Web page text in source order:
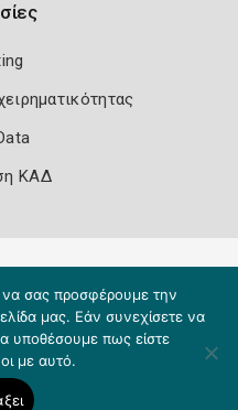
ΚΑΔ
να σας προσφέρουμε την
μας. Εάν συνεχίσετε να
υποθέσουμε πως είστε
με αυτό.
Knowledge A.E.